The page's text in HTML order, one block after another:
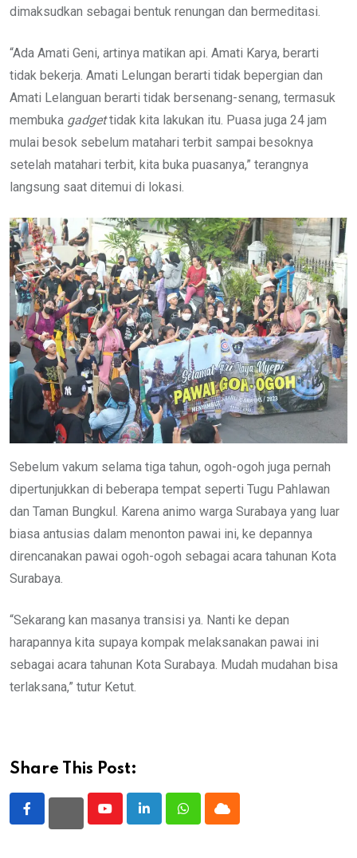
dimaksudkan sebagai bentuk renungan dan bermeditasi.
“Ada Amati Geni, artinya matikan api. Amati Karya, berarti
tidak bekerja. Amati Lelungan berarti tidak bepergian dan
Amati Lelanguan berarti tidak bersenang-senang, termasuk
membuka gadgettidak kita lakukan itu. Puasa juga 24 jam
mulai besok sebelum matahari terbit sampai besoknya
setelah matahari terbit, kita buka puasanya,” terangnya
langsung saat ditemui di lokasi.
Sebelum vakum selama tiga tahun, ogoh-ogoh juga pernah
dipertunjukkan di beberapa tempat seperti Tugu Pahlawan
dan Taman Bungkul. Karena animo warga Surabaya yang luar
biasa antusias dalam menonton pawai ini, ke depannya
direncanakan pawai ogoh-ogoh sebagai acara tahunan Kota
Surabaya.
“Sekarang kan masanya transisi ya. Nanti ke depan
harapannya kita supaya kompak melaksanakan pawai ini
sebagai acara tahunan Kota Surabaya. Mudah mudahan bisa
terlaksana,” tutur Ketut.
Share This Post:
YoutubeLinkedInWhatsappCloud